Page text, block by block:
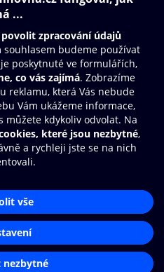
O2 Knihovna
poslouchej své e-knihy a
rychleji a pohodlněji.